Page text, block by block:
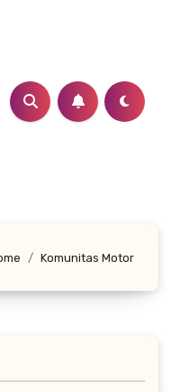
Komunitas Motor